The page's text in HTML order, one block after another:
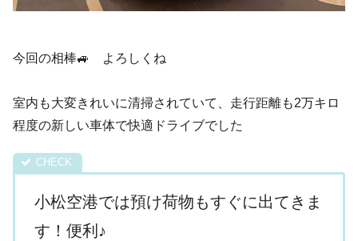
今回の相棒🚙 よろしくね
室内も大変きれいに清掃されていて、走行距離も2万キロ
程度の新しい車体で快適ドライブでした
小松空港では預け荷物もすぐに出てきま
す！便利♪